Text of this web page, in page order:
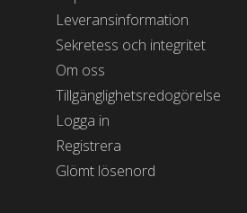
Leveransinformation
Sekretess och integritet
Om oss
Tillgänglighetsredogörelse
Logga in
Registrera
Glömt lösenord